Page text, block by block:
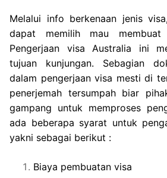
Melalui info berkenaan jenis
dapat memilih mau
Pengerjaan visa Australia ini
tujuan kunjungan. Sebagian
dalam pengerjaan visa mesti di
penerjemah tersumpah biar
gampang untuk memproses
ada beberapa syarat untuk
yakni sebagai berikut :
Biaya pembuatan visa